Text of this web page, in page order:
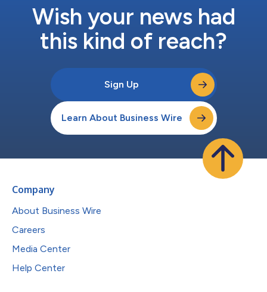
Wish your news had
this kind of reach?
Sign Up
Learn About Business Wire
Company
About Business Wire
Careers
Media Center
Help Center